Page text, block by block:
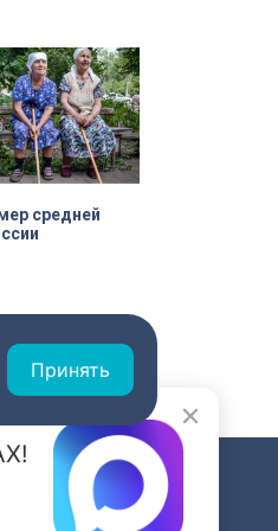
средней
Принять